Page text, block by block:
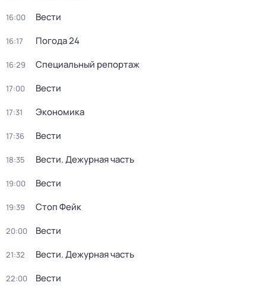
16:00 Вести
16:17 Погода 24
16:29 Специальный репортаж
17:00 Вести
17:31 Экономика
17:36 Вести
18:35 Вести. Дежурная часть
19:00 Вести
19:39 Стоп Фейк
20:00 Вести
21:32 Вести. Дежурная часть
22:00 Вести